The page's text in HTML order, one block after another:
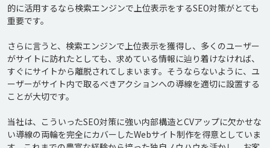
的に活用するなら検索エンジンで上位表示をするSEO対策がとても
重要です。
さらに言うと、検索エンジンで上位表示を獲得し、多くのユーザー
がサイトに訪れたとしても、求めている情報に辿り着けなければ、
すぐにサイトから離脱されてしまいます。そうならないように、ユ
ーザーがサイト内で取るべきアクションへの導線を適切に設置する
ことが大切です。
当社は、こういったSEO対策に強い内部構造とCVアップに欠かせな
い導線の両輪を完全にカバーしたWebサイト制作を得意としていま